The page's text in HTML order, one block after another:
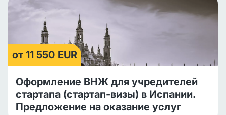
от 11 550 EUR
Оформление ВНЖ для учредителей
стартапа (стартап-визы) в Испании.
Предложение на оказание услуг